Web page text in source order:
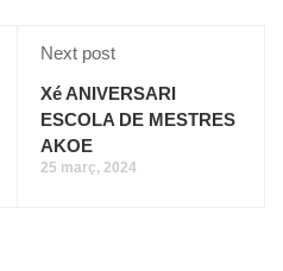
Next post
Xé ANIVERSARI
ESCOLA DE MESTRES
AKOE
25 març, 2024